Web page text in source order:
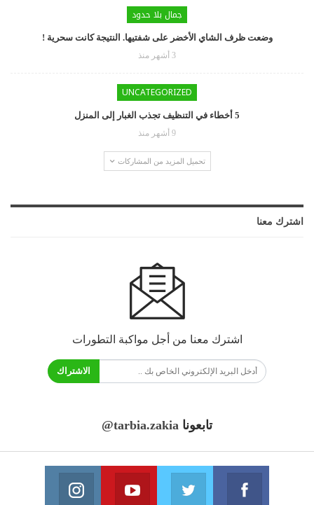
جمال بلا حدود
وضعت ظرف الشاي الأخضر على شفتيها. النتيجة كانت سحرية !
3 أشهر منذ
UNCATEGORIZED
5 أخطاء في التنظيف تجذب الغبار إلى المنزل
9 أشهر منذ
تحميل المزيد من المشاركات
اشترك معنا
اشترك معنا من أجل مواكبة التطورات
الاشتراك
تابعونا @tarbia.zakia
فايسبوك
انضم الينا انضم الينا
يوتيوب
انضم الينا